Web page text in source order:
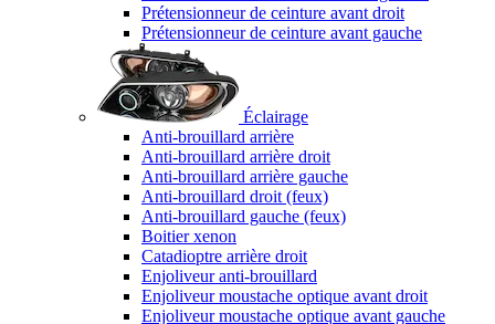
Prétensionneur de ceinture avant droit
Prétensionneur de ceinture avant gauche
Éclairage
Anti-brouillard arrière
Anti-brouillard arrière droit
Anti-brouillard arrière gauche
Anti-brouillard droit (feux)
Anti-brouillard gauche (feux)
Boitier xenon
Catadioptre arrière droit
Enjoliveur anti-brouillard
Enjoliveur moustache optique avant droit
Enjoliveur moustache optique avant gauche